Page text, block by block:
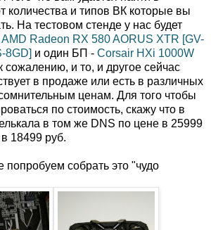
количества и типов ВК которые вы
На тестовом стенде у нас будет
Radeon RX 580 AORUS XTR [GV-
8GD] и один БП - Corsair HXi 1000W
сожалению, и то, и другое сейчас
в продаже или есть в различных
ценам. Для того чтобы
по стоимость, скажу что в
в том же DNS по цене в 25999
18499 руб.
попробуем собрать это "чудо